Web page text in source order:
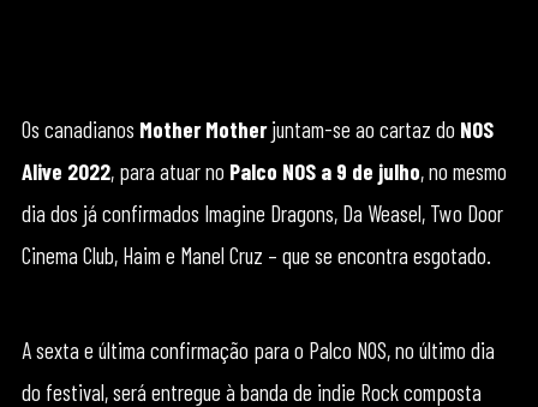
Os canadianos Mother Motherjuntam-se ao cartaz do NOS
Alive 2022, para atuar no Palco NOS a 9 de julho, no mesmo
dia dos já confirmados Imagine Dragons, Da Weasel, Two Door
Cinema Club, Haim e Manel Cruz – que se encontra esgotado.
A sexta e última confirmação para o Palco NOS, no último dia
do festival, será entregue à banda de indie Rock composta